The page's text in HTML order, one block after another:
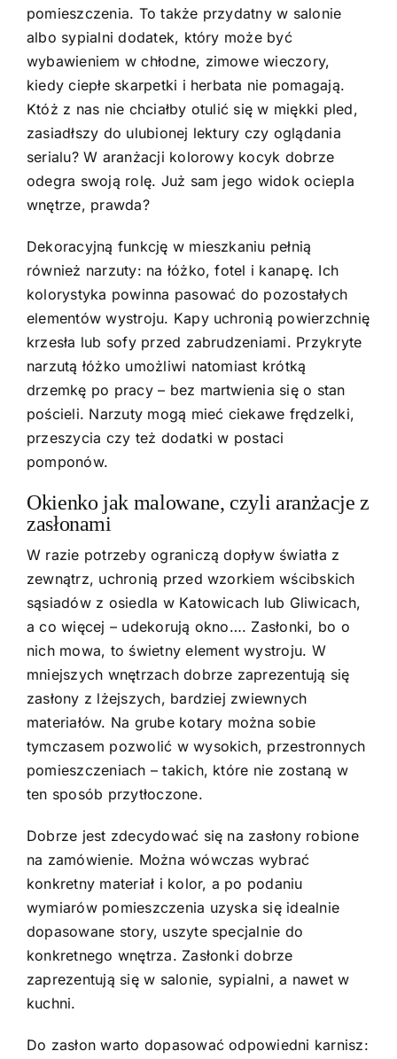
pomieszczenia. To także przydatny w salonie
albo sypialni dodatek, który może być
wybawieniem w chłodne, zimowe wieczory,
kiedy ciepłe skarpetki i herbata nie pomagają.
Któż z nas nie chciałby otulić się w miękki pled,
zasiadłszy do ulubionej lektury czy oglądania
serialu? W aranżacji kolorowy kocyk dobrze
odegra swoją rolę. Już sam jego widok ociepla
wnętrze, prawda?
Dekoracyjną funkcję w mieszkaniu pełnią
również narzuty: na łóżko, fotel i kanapę. Ich
kolorystyka powinna pasować do pozostałych
elementów wystroju. Kapy uchronią powierzchnię
krzesła lub sofy przed zabrudzeniami. Przykryte
narzutą łóżko umożliwi natomiast krótką
drzemkę po pracy – bez martwienia się o stan
pościeli. Narzuty mogą mieć ciekawe frędzelki,
przeszycia czy też dodatki w postaci
pomponów.
Okienko jak malowane, czyli aranżacje z
zasłonami
W razie potrzeby ograniczą dopływ światła z
zewnątrz, uchronią przed wzorkiem wścibskich
sąsiadów z osiedla w Katowicach lub Gliwicach,
a co więcej – udekorują okno…. Zasłonki, bo o
nich mowa, to świetny element wystroju. W
mniejszych wnętrzach dobrze zaprezentują się
zasłony z lżejszych, bardziej zwiewnych
materiałów. Na grube kotary można sobie
tymczasem pozwolić w wysokich, przestronnych
pomieszczeniach – takich, które nie zostaną w
ten sposób przytłoczone.
Dobrze jest zdecydować się na zasłony robione
na zamówienie. Można wówczas wybrać
konkretny materiał i kolor, a po podaniu
wymiarów pomieszczenia uzyska się idealnie
dopasowane story, uszyte specjalnie do
konkretnego wnętrza. Zasłonki dobrze
zaprezentują się w salonie, sypialni, a nawet w
kuchni.
Do zasłon warto dopasować odpowiedni karnisz: